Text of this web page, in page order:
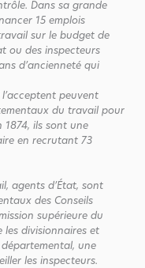
Dans sa grande
15 emplois
sur le budget de
ou des inspecteurs
d’ancienneté qui
peuvent
du travail pour
1874, ils sont une
en recrutant 73
agents d’État, sont
des Conseils
supérieure du
les divisionnaires et
une
les inspecteurs.